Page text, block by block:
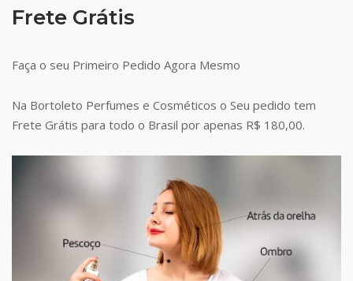
Frete Grátis
Faça o seu Primeiro Pedido Agora Mesmo
Na Bortoleto Perfumes e Cosméticos o Seu pedido tem
Frete Grátis para todo o Brasil por apenas R$ 180,00.